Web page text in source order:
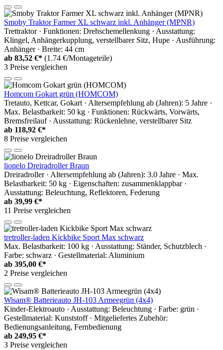
Smoby Traktor Farmer XL schwarz inkl. Anhänger (MPNR)
Trettraktor · Funktionen: Drehschemellenkung · Ausstattung:
Klingel, Anhängerkupplung, verstellbarer Sitz, Hupe · Ausführung:
Anhänger · Breite: 44 cm
ab 83,52 €* (1.74 €/Montageteile)
3 Preise vergleichen
Homcom Gokart grün (HOMCOM)
Tretauto, Kettcar, Gokart · Altersempfehlung ab (Jahren): 5 Jahre ·
Max. Belastbarkeit: 50 kg · Funktionen: Rückwärts, Vorwärts,
Bremsfreilauf · Ausstattung: Rückenlehne, verstellbarer Sitz
ab 118,92 €*
8 Preise vergleichen
lionelo Dreiradroller Braun
Dreiradroller · Altersempfehlung ab (Jahren): 3.0 Jahre · Max.
Belastbarkeit: 50 kg · Eigenschaften: zusammenklappbar ·
Ausstattung: Beleuchtung, Reflektoren, Federung
ab 39,99 €*
11 Preise vergleichen
tretroller-laden Kickbike Sport Max schwarz
Max. Belastbarkeit: 100 kg · Ausstattung: Ständer, Schutzblech ·
Farbe: schwarz · Gestellmaterial: Aluminium
ab 395,00 €*
2 Preise vergleichen
Wisam® Batterieauto JH-103 Armeegrün (4x4)
Kinder-Elektroauto · Ausstattung: Beleuchtung · Farbe: grün ·
Gestellmaterial: Kunststoff · Mitgeliefertes Zubehör:
Bedienungsanleitung, Fernbedienung
ab 249,95 €*
3 Preise vergleichen